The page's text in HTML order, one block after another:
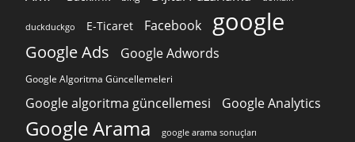
duckduckgo E-Ticaret Facebook google
Google Ads Google Adwords
Google Algoritma Güncellemeleri
Google algoritma güncellemesi Google Analytics
Google Arama google arama sonuçları